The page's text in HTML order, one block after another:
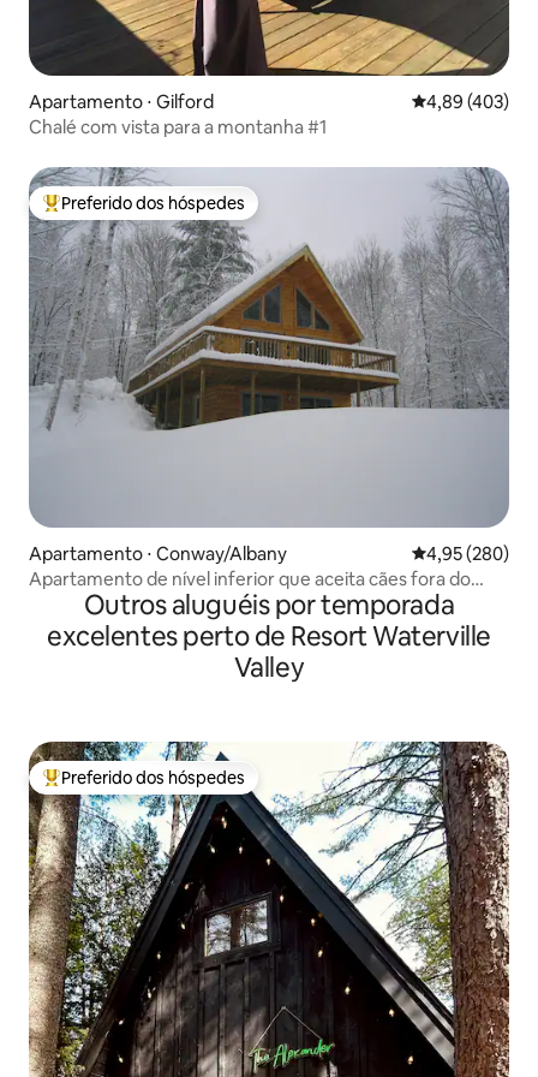
Apartamento ⋅ Gilford 4,89 de uma
4,89 (403)
Chalé com vista para a montanha #1
Entre os melhores preferidos dos hóspedes
Preferido dos hóspedes
Apartamento ⋅ Conway/Albany 4,95 de uma
4,95 (280)
Apartamento de nível inferior que aceita cães fora do
Outros aluguéis por temporada
excelentes perto de Resort Waterville
Valley
Entre os melhores preferidos dos hóspedes
Preferido dos hóspedes